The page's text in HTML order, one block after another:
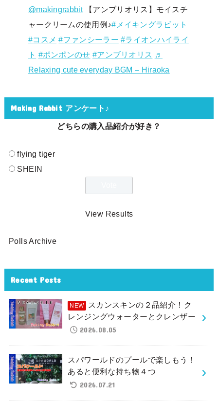
@makingrabbit【アンブリオリス】モイスチ
ャークリームの使用例♪#メイキングラビット
#コスメ #ファンシーラー #ライオンハイライ
ト #ポンポンのせ #アンブリオリス
♬
Relaxing cute everyday BGM – Hiraoka
Making Rabbit アンケート♪
どちらの購入品紹介が好き？
flying tiger
SHEIN
View Results
Polls Archive
Recent Posts
スカンスキンの２品紹介！ク
レンジングウォーターとクレンザー
2026.08.05
スパワールドのプールで楽しもう！
あると便利な持ち物４つ
2026.07.21